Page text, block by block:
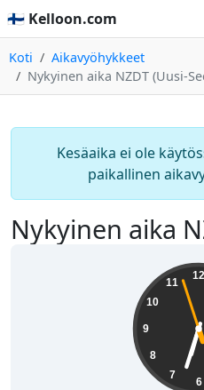
🇫🇮 Kelloon.com
Koti
Aikavyöhykkeet
Nykyinen aika NZDT (Uusi-
Kesäaika ei ole
paikallinen
Nykyinen aika
12
6
7
8
9
10
11